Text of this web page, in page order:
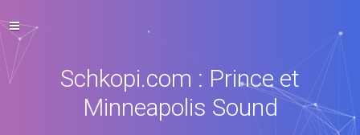
Schkopi.com : Prince et
Minneapolis Sound